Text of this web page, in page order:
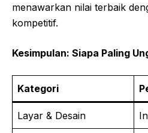
menawarkan nilai terbaik
kompetitif.
Kesimpulan: Siapa Paling
Kategori
Layar & Desain